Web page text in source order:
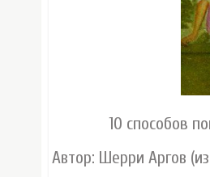
10 способов
Автор: Шерри Аргов